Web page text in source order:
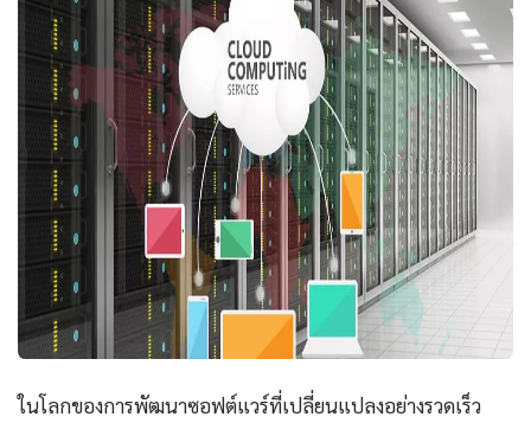
ในโลกของการพัฒนาซอฟต์แวร์ที่เปลี่ยนแปลงอย่างรวดเร็ว